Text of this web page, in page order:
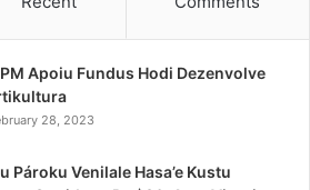
Apoiu Fundus Hodi Dezenvolve
28, 2023
Pároku Venilale Hasa’e Kustu